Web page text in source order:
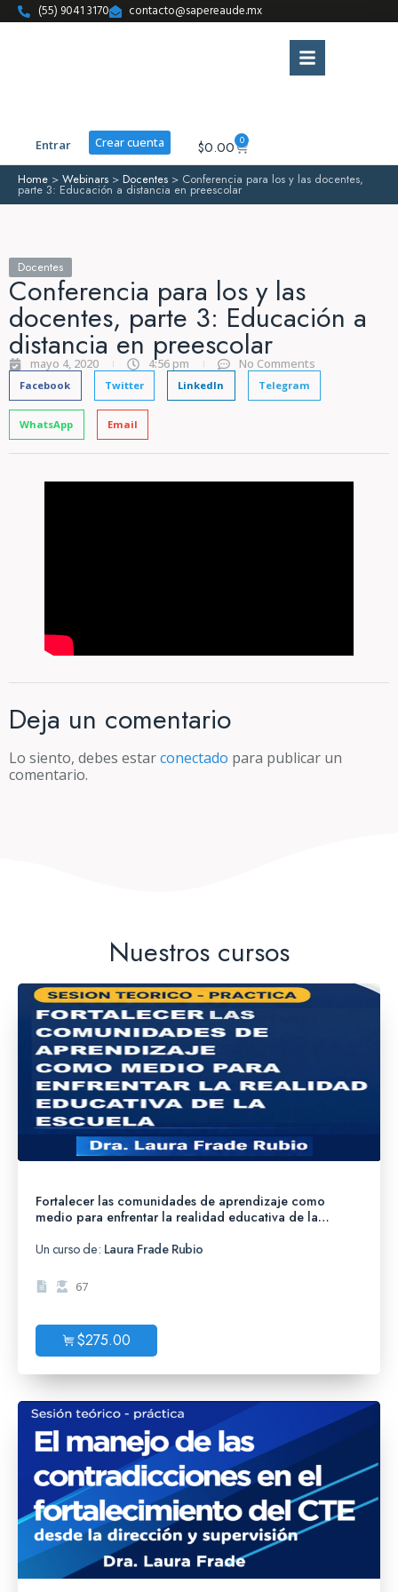
(55) 9041 3170 contacto@sapereaude.mx
Entrar Crear cuenta $0.00 0
Home > Webinars > Docentes > Conferencia para los y las docentes,
parte 3: Educación a distancia en preescolar
Docentes
Conferencia para los y las
docentes, parte 3: Educación a
distancia en preescolar
mayo 4, 2020 4:56 pm No Comments
Facebook Twitter LinkedIn Telegram
WhatsApp Email
Deja un comentario
Lo siento, debes estarconectado para publicar un
comentario.
Nuestros cursos
Fortalecer las comunidades de aprendizaje como
medio para enfrentar la realidad educativa de la
Un curso de: Laura Frade Rubio
67
$275.00